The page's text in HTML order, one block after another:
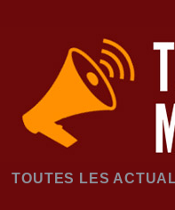
TOUTES LES